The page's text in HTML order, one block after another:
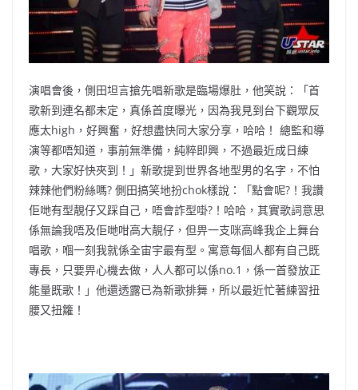
演唱會後，側田坦言搶先唱新歌是臨場爆肚，他笑說：「首
歌新到連名都未定，真係首度曝光， 因為我見到台下觀眾反
應太high，好興奮， 好想盡快同大家分享，哈哈！ 總監和導
演等都唔知道，事前無準備，純粹即興， 不過最近成日練
歌，大家好快夾到！」 新歌提到世界各地型男的名字，不怕
辣辣他們粉絲嗎? 側田搞笑地扮chok樣說：「點會呢?！ 我讚
佢哋有型靚仔又踩自己，唔會詐型啩?！哈哈， 其實歌詞意思
係無論我唔及佢哋咁高大靚仔， 但畀一支咪高峰我企上舞台
唱歌，嗰一刻我就係全宙宇最有型。 寓意每個人都有自己既
專長，只要畀心機去做，人人都可以係no.1，係一首發放正
能量既歌！」他還透露已為新歌排舞， 所以最近忙著練習扭
腰又扭籮！